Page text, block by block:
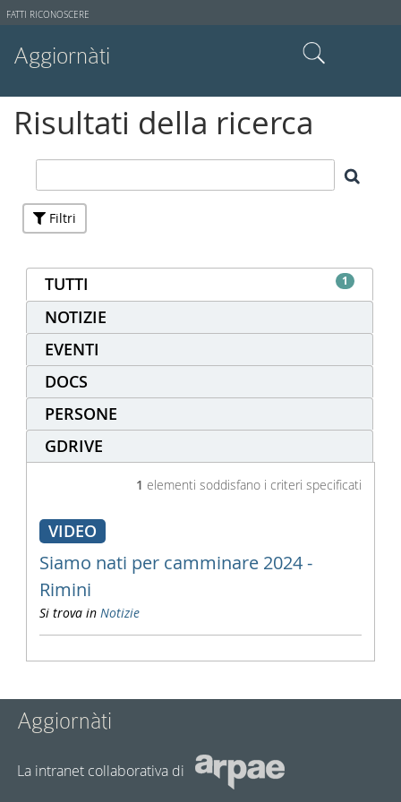
Strumenti
FATTI RICONOSCERE
Aggiornàti
Ricerca avanzata…
Risultati della ricerca
Filtri
TUTTI 1
NOTIZIE
EVENTI
DOCS
PERSONE
GDRIVE
1 elementi soddisfano i criteri specificati
VIDEO
Siamo nati per camminare 2024 -
Rimini
Si trova in Notizie
Aggiornàti
La intranet collaborativa di